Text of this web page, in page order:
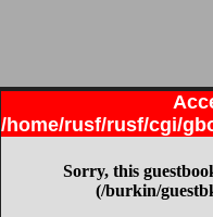
/home/rusf/rusf/cgi/
Sorry, this
(/burkin/